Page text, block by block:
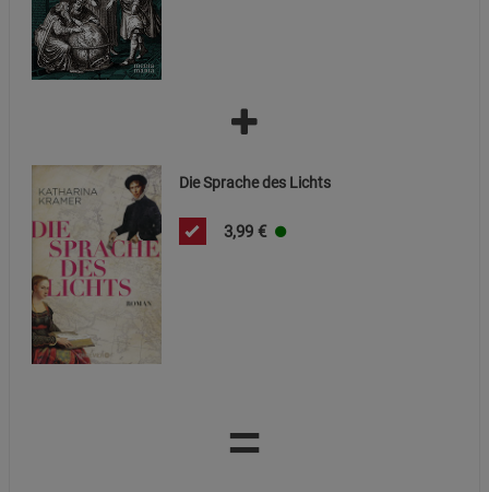
Die Sprache des Lichts
3,99 €
=
Beschreibung Marketing Cookies